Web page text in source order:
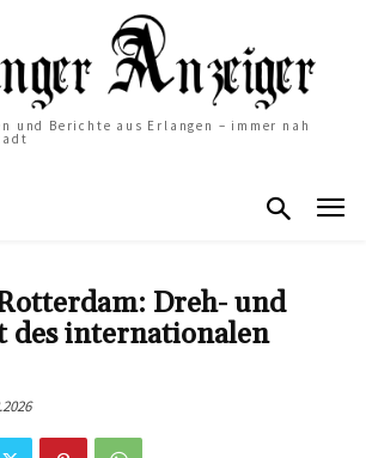
und Berichte aus Erlangen – immer nah
Dreh- und
des internationalen